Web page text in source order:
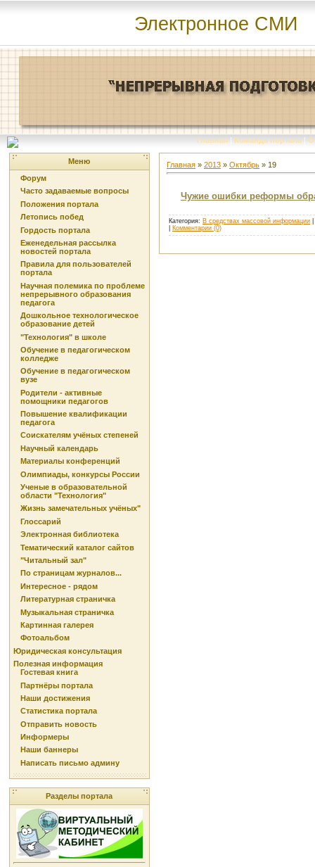
Электронное СМИ
Главная | Команда портала | О
Меню
Форум
Часто задаваемые вопросы
Положения портала
Летопись побед
Гордость портала
Еженедельная рассылка
новостей портала
Правила для пользователей
портала
Научная полемика по проблеме
непрерывного образования
педагога
Дошкольное технологическое
образование детей
"Технология" в школе
Обучение в педагогическом
колледже
Обучение в педагогическом
вузе
Родители - активные
помощники педагогов
Повышение квалификации
педагога
Соискателям учёных степеней
Научный календарь
Материалы конференций
Олимпиады, конкурсы России
Ученые в образовательной
области "Технология"
Жизнь замечательных учёных"
Глоссарий
Электронная библиотека
Тематический каталог сайтов
"Читальный зал"
По страницам журналов...
Интересное - рядом
Литературная страничка
Музыкальная страничка
Картинная галерея
Фотоальбом
Юридическая консультация
Полезная информация
Гостевая книга
Партнёры портала
Наши достижения
Статистика портала
Отправить новость
Информеры
Наши баннеры
Написать письмо админу
Разделы портала
Главная » 2013 » Октябрь » 19
Чужие ошибки реформы
Категория: В средствах массовой информации
Комментарии (0)